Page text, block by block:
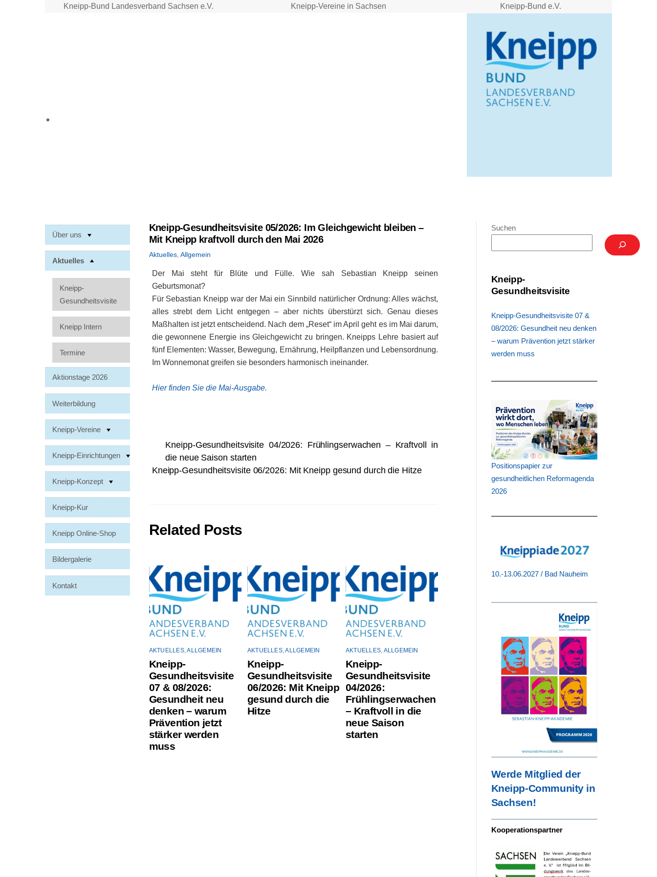
Kneipp-Bund Landesverband Sachsen e.V. Kneipp-Vereine in Sachsen Kneipp-Bund e.V.
Kneipp-Gesundheitsvisite 05/2026: Im Gleichgewicht bleiben –
Mit Kneipp kraftvoll durch den Mai 2026
Aktuelles, Allgemein
Der Mai steht für Blüte und Fülle. Wie sah Sebastian Kneipp seinen
Geburtsmonat?
Für Sebastian Kneipp war der Mai ein Sinnbild natürlicher Ordnung: Alles wächst,
alles strebt dem Licht entgegen – aber nichts überstürzt sich. Genau dieses
Maßhalten ist jetzt entscheidend. Nach dem „Reset“ im April geht es im Mai darum,
die gewonnene Energie ins Gleichgewicht zu bringen. Kneipps Lehre basiert auf
fünf Elementen: Wasser, Bewegung, Ernährung, Heilpflanzen und Lebensordnung.
Im Wonnemonat greifen sie besonders harmonisch ineinander.
Hier finden Sie die Mai-Ausgabe.
Kneipp-Gesundheitsvisite 04/2026: Frühlingserwachen – Kraftvoll in
die neue Saison starten
Kneipp-Gesundheitsvisite 06/2026: Mit Kneipp gesund durch die Hitze
Related Posts
AKTUELLES,ALLGEMEIN
Kneipp-
Gesundheitsvisite
07 & 08/2026:
Gesundheit neu
denken – warum
Prävention jetzt
stärker werden
muss
AKTUELLES,ALLGEMEIN
Kneipp-
Gesundheitsvisite
06/2026: Mit Kneipp
gesund durch die
Hitze
AKTUELLES, ALLGEMEIN
Kneipp-
Gesundheitsvisite
04/2026:
Frühlingserwachen
– Kraftvoll in die
neue Saison
starten
Über uns
Aktuelles
Kneipp-
Gesundheitsvisite
Kneipp Intern
Termine
Aktionstage 2026
Weiterbildung
Kneipp-Vereine
Kneipp-Einrichtungen
Kneipp-Konzept
Kneipp-Kur
Kneipp Online-Shop
Bildergalerie
Kontakt
Suchen
Kneipp-
Gesundheitsvisite
Kneipp-Gesundheitsvisite 07 &
08/2026: Gesundheit neu denken
– warum Prävention jetzt stärker
werden muss
Positionspapier zur
gesundheitlichen Reformagenda
2026
10.-13.06.2027 / Bad Nauheim
Werde Mitglied der
Kneipp-Community in
Sachsen!
Kooperationspartner